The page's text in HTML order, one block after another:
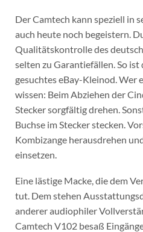
Der Camtech kann speziell in
auch heute noch begeistern.
Qualitätskontrolle des
selten zu Garantiefällen. So
gesuchtes eBay-Kleinod. Wer
wissen: Beim Abziehen der
Stecker sorgfältig drehen.
Buchse im Stecker stecken.
Kombizange herausdrehen
einsetzen.
Eine lästige Macke, die dem
tut. Dem stehen
anderer audiophiler
Camtech V102 besaß